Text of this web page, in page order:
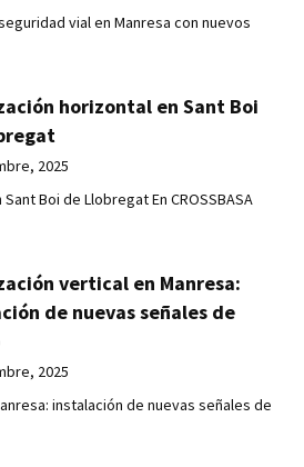
vial en Manresa con nuevos
horizontal en Sant Boi
2025
Boi de Llobregat En CROSSBASA
vertical en Manresa:
de nuevas señales de
2025
instalación de nuevas señales de